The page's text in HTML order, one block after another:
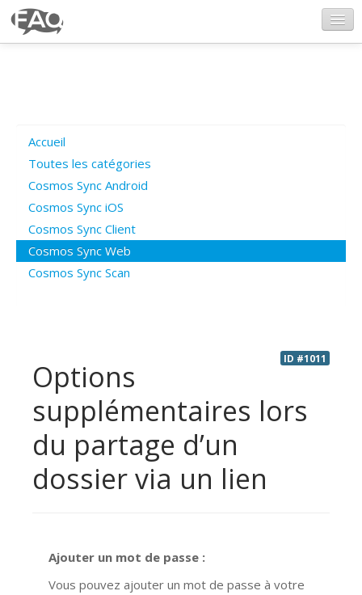
Poser une question
Questions ouvertes
Connexion
Accueil
Toutes les catégories
Cosmos Sync Android
Cosmos Sync iOS
Cosmos Sync Client
Cosmos Sync Web
Cosmos Sync Scan
ID #1011
Options
supplémentaires lors
du partage d’un
dossier via un lien
Ajouter un mot de passe :
Vous pouvez ajouter un mot de passe à votre